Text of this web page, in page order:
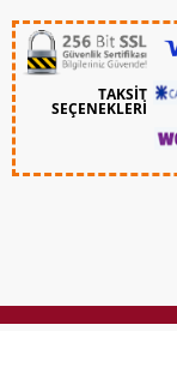
TAKSİT
SEÇENEKLERİ